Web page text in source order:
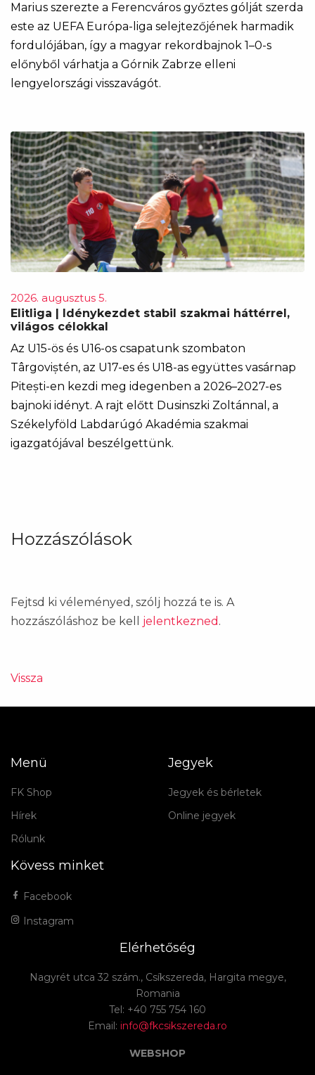
Marius szerezte a Ferencváros győztes gólját szerda
este az UEFA Európa-liga selejtezőjének harmadik
fordulójában, így a magyar rekordbajnok 1–0-s
előnyből várhatja a Górnik Zabrze elleni
lengyelországi visszavágót.
2026. augusztus 5.
Elitliga | Idénykezdet stabil szakmai háttérrel,
világos célokkal
Az U15-ös és U16-os csapatunk szombaton
Târgoviștén, az U17-es és U18-as együttes vasárnap
Pitești-en kezdi meg idegenben a 2026–2027-es
bajnoki idényt. A rajt előtt Dusinszki Zoltánnal, a
Székelyföld Labdarúgó Akadémia szakmai
igazgatójával beszélgettünk.
Hozzászólások
Fejtsd ki véleményed, szólj hozzá te is. A
hozzászóláshoz be kell jelentkezned .
Vissza
Menü
FK Shop
Hírek
Rólunk
Jegyek
Jegyek és bérletek
Online jegyek
Kövess minket
Facebook
Instagram
Elérhetőség
Nagyrét utca 32 szám., Csíkszereda, Hargita megye,
Romania
Tel: +40 755 754 160
Email: info@fkcsikszereda.ro
WEBSHOP